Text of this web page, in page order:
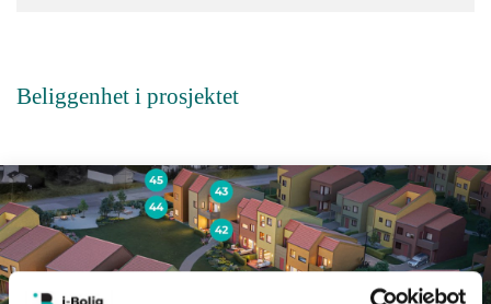
Beliggenhet i prosjektet